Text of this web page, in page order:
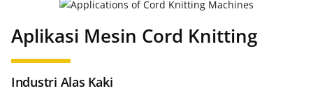
Aplikasi Mesin Cord Knitting
Industri Alas Kaki